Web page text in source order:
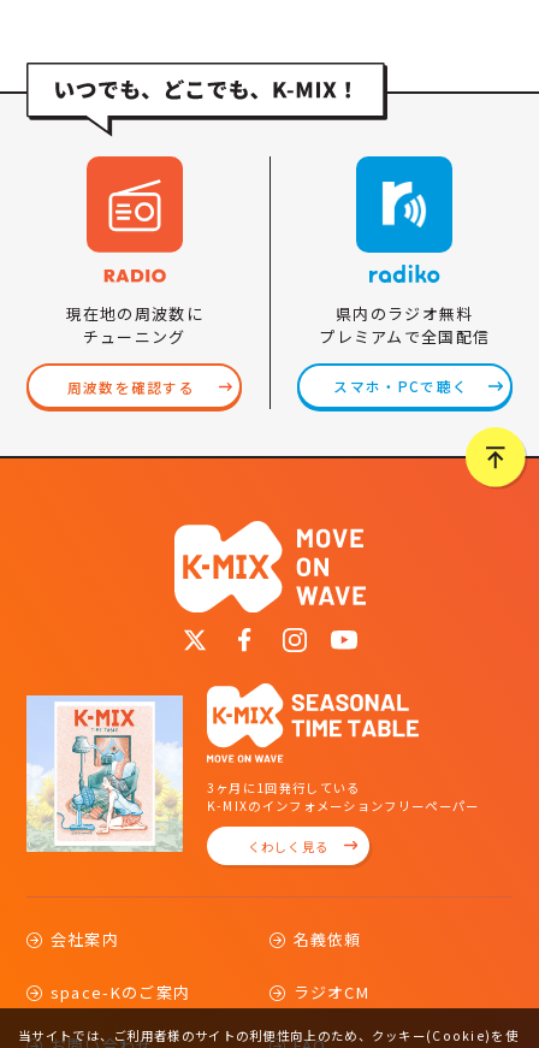
現在地の周波数に
チューニング
周波数を確認する
県内のラジオ無料
プレミアムで全国配信
スマホ・PCで聴く
3ヶ月に1回発行している
K-MIXのインフォメーションフリーペーパー
くわしく見る
会社案内 名義依頼
space-Kのご案内 ラジオCM
当サイトでは、ご利用者様のサイトの利便性向上のため、クッキー(Cookie)を使